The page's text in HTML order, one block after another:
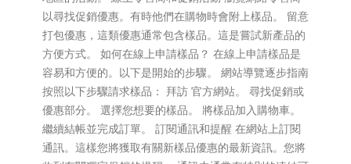
以尋找促銷優惠。有時他們在購物時會附上樣品。 留意
打包優惠，這類優惠通常包含樣品。這是嘗試新產品的
方便方式。 如何在線上申請樣品？ 在線上申請樣品是
容易和方便的。以下是開始的步驟。 網站導覽逐步指南
按照以下步驟請求樣品： 拜訪 官方網站。 尋找促銷或
優惠部分。 選擇您想要的樣品。 將樣品加入購物車。
繼續結帳並完成訂單。 訂閱通訊和提醒 在網站上訂閱
通訊。這樣您將獲取有關新樣品優惠的最新資訊。您將